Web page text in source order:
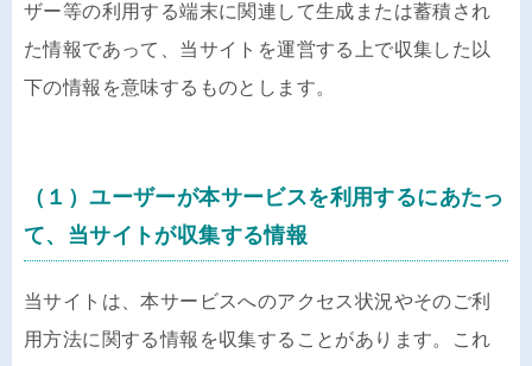
ザー等の利用する端末に関連して生成または蓄積され
た情報であって、当サイトを運営する上で収集した以
下の情報を意味するものとします。
（１）ユーザーが本サービスを利用するにあたっ
て、当サイトが収集する情報
当サイトは、本サービスへのアクセス状況やそのご利
用方法に関する情報を収集することがあります。これ